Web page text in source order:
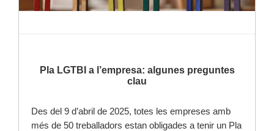
Pla LGTBI a l’empresa: algunes preguntes
clau
Des del 9 d’abril de 2025, totes les empreses amb
més de 50 treballadors estan obligades a tenir un Pla